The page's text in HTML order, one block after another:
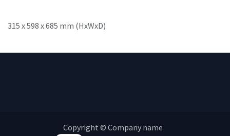
315 x 598 x 685 mm (HxWxD)
Copyright © Company name